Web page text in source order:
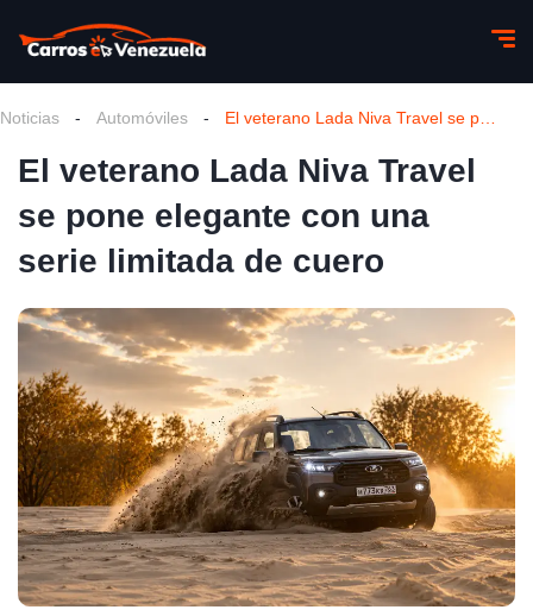
Noticias - Automóviles -
El veterano Lada Niva Travel
se pone elegante con una
serie limitada de cuero